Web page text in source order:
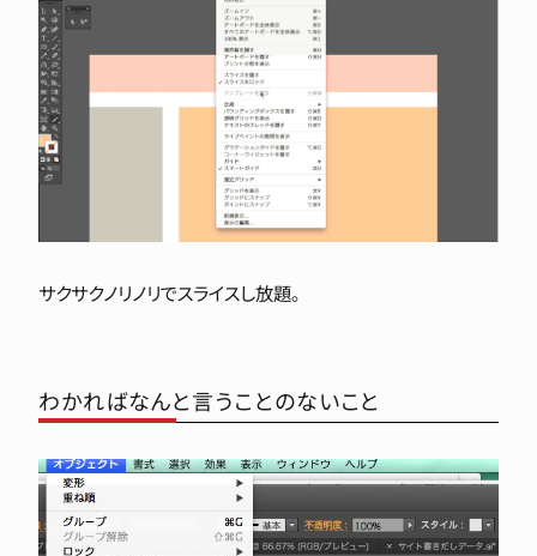
サクサクノリノリでスライスし放題。
わかればなんと言うことのないこと